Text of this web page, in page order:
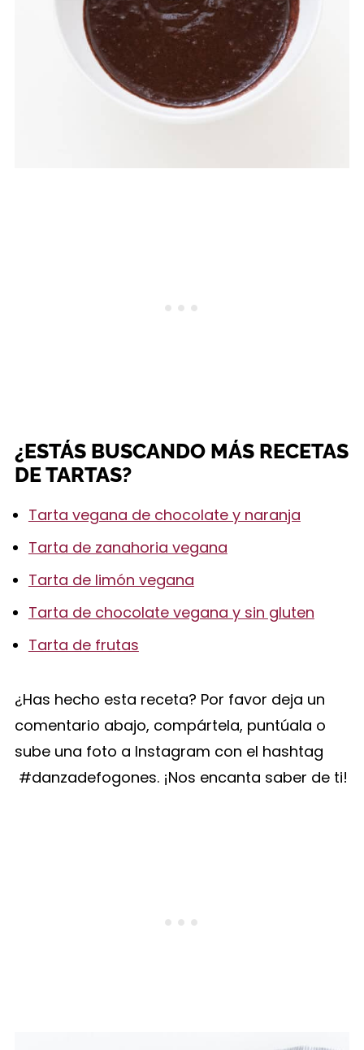
¿ESTÁS BUSCANDO MÁS RECETAS
DE TARTAS?
Tarta vegana de chocolate y naranja
Tarta de zanahoria vegana
Tarta de limón vegana
Tarta de chocolate vegana y sin gluten
Tarta de frutas
¿Has hecho esta receta? Por favor deja un
comentario abajo, compártela, puntúala o
sube una foto a Instagram con el hashtag
#danzadefogones. ¡Nos encanta saber de ti!